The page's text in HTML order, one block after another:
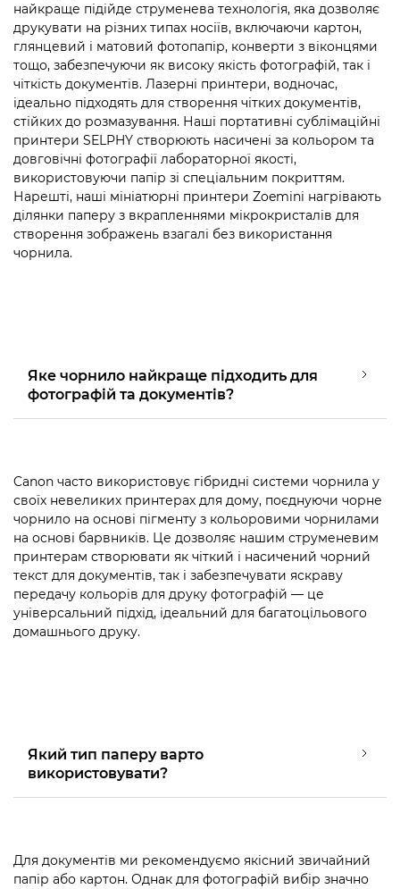
найкраще підійде струменева технологія, яка дозволяє
друкувати на різних типах носіїв, включаючи картон,
глянцевий і матовий фотопапір, конверти з віконцями
тощо, забезпечуючи як високу якість фотографій, так і
чіткість документів. Лазерні принтери, водночас,
ідеально підходять для створення чітких документів,
стійких до розмазування. Наші портативні сублімаційні
принтери SELPHY створюють насичені за кольором та
довговічні фотографії лабораторної якості,
використовуючи папір зі спеціальним покриттям.
Нарешті, наші мініатюрні принтери Zoemini нагрівають
ділянки паперу з вкрапленнями мікрокристалів для
створення зображень взагалі без використання
чорнила.
Яке чорнило найкраще підходить для
фотографій та документів?
Canon часто використовує гібридні системи чорнила у
своїх невеликих принтерах для дому, поєднуючи чорне
чорнило на основі пігменту з кольоровими чорнилами
на основі барвників. Це дозволяє нашим струменевим
принтерам створювати як чіткий і насичений чорний
текст для документів, так і забезпечувати яскраву
передачу кольорів для друку фотографій — це
універсальний підхід, ідеальний для багатоцільового
домашнього друку.
Який тип паперу варто
використовувати?
Для документів ми рекомендуємо якісний звичайний
папір або картон. Однак для фотографій вибір значно